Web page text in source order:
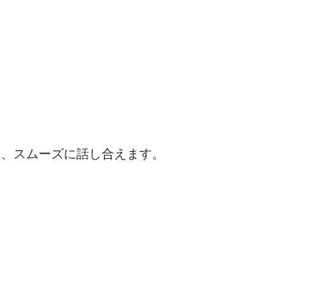
スムーズに話し合えます。